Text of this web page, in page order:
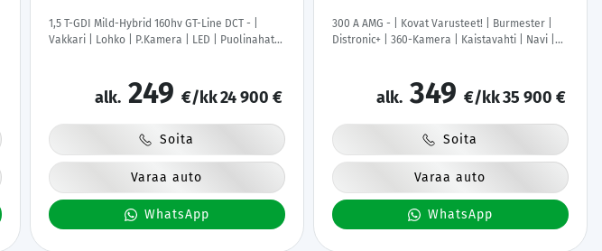
1,5 T-GDI Mild-Hybrid 160hv GT-Line DCT - |
Vakkari | Lohko | P.Kamera | LED | Puolinahat |
alk. 249 €/kk24 900 €
Soita
Varaa auto
WhatsApp
300 A AMG - | Kovat Varusteet! | Burmester |
Distronic+ | 360-Kamera | Kaistavahti | Navi |
alk. 349 €/kk35 900 €
Soita
Varaa auto
WhatsApp